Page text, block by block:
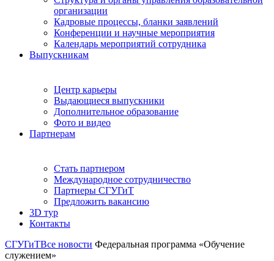
организации
Кадровые процессы, бланки заявлений
Конференции и научные мероприятия
Календарь мероприятий сотрудника
Выпускникам
Центр карьеры
Выдающиеся выпускники
Дополнительное образование
Фото и видео
Партнерам
Стать партнером
Международное сотрудничество
Партнеры СГУГиТ
Предложить вакансию
3D тур
Контакты
СГУГиТВсе новости Федеральная программа «Обучение
служением»